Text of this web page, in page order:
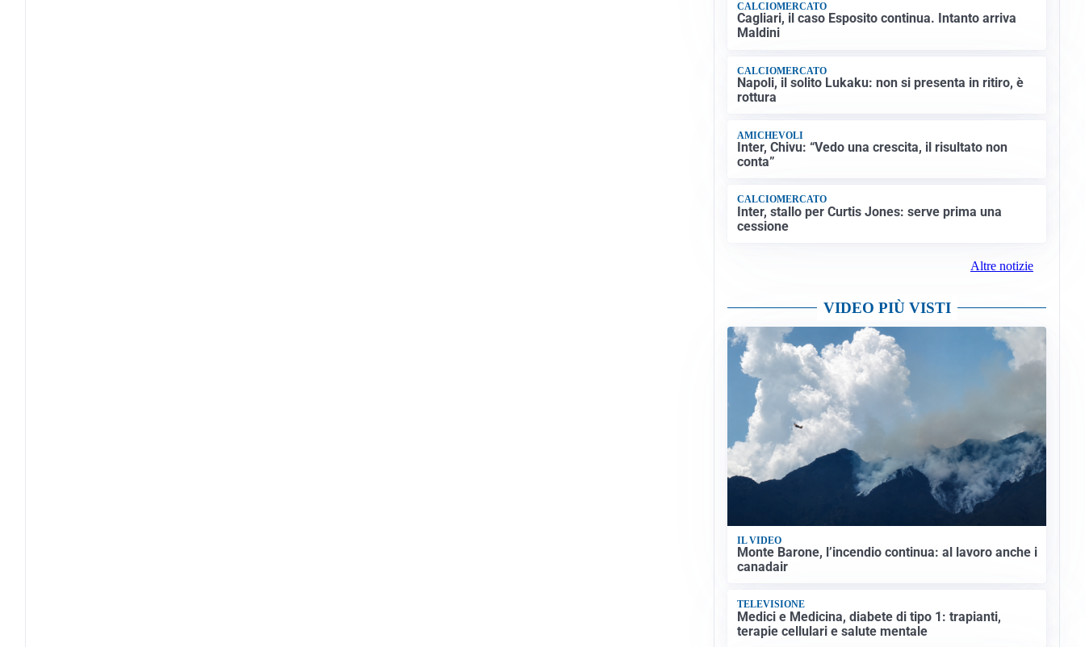
CALCIOMERCATO
Cagliari, il caso Esposito continua. Intanto arriva
Maldini
CALCIOMERCATO
Napoli, il solito Lukaku: non si presenta in ritiro, è
rottura
AMICHEVOLI
Inter, Chivu: “Vedo una crescita, il risultato non
conta”
CALCIOMERCATO
Inter, stallo per Curtis Jones: serve prima una
cessione
Altre notizie
VIDEO PIÙ VISTI
IL VIDEO
Monte Barone, l’incendio continua: al lavoro anche i
canadair
TELEVISIONE
Medici e Medicina, diabete di tipo 1: trapianti,
terapie cellulari e salute mentale